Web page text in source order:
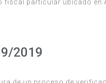
fiscal particular ubicado en
2019